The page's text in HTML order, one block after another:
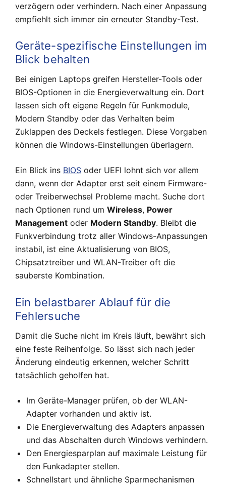
verzögern oder verhindern. Nach einer Anpassung
empfiehlt sich immer ein erneuter Standby-Test.
Geräte-spezifische Einstellungen im
Blick behalten
Bei einigen Laptops greifen Hersteller-Tools oder
BIOS-Optionen in die Energieverwaltung ein. Dort
lassen sich oft eigene Regeln für Funkmodule,
Modern Standby oder das Verhalten beim
Zuklappen des Deckels festlegen. Diese Vorgaben
können die Windows-Einstellungen überlagern.
Ein Blick ins BIOS oder UEFI lohnt sich vor allem
dann, wenn der Adapter erst seit einem Firmware-
oder Treiberwechsel Probleme macht. Suche dort
nach Optionen rund um Wireless, Power
Management oder Modern Standby. Bleibt die
Funkverbindung trotz aller Windows-Anpassungen
instabil, ist eine Aktualisierung von BIOS,
Chipsatztreiber und WLAN-Treiber oft die
sauberste Kombination.
Ein belastbarer Ablauf für die
Fehlersuche
Damit die Suche nicht im Kreis läuft, bewährt sich
eine feste Reihenfolge. So lässt sich nach jeder
Änderung eindeutig erkennen, welcher Schritt
tatsächlich geholfen hat.
Im Geräte-Manager prüfen, ob der WLAN-
Adapter vorhanden und aktiv ist.
Die Energieverwaltung des Adapters anpassen
und das Abschalten durch Windows verhindern.
Den Energiesparplan auf maximale Leistung für
den Funkadapter stellen.
Schnellstart und ähnliche Sparmechanismen